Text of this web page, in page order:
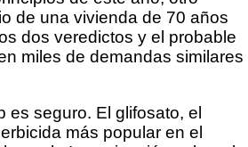
de una vivienda de 70 años
dos veredictos y el probable
miles de demandas similares
es seguro. El glifosato, el
más popular en el